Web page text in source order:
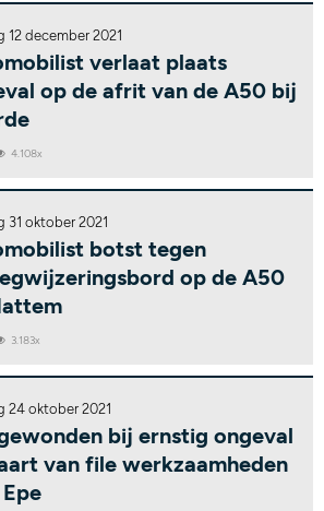
12 december 2021
verlaat plaats
op de afrit van de A50 bij
4.108x
31 oktober 2021
botst tegen
op de A50
3.183x
24 oktober 2021
bij ernstig ongeval
van file werkzaamheden